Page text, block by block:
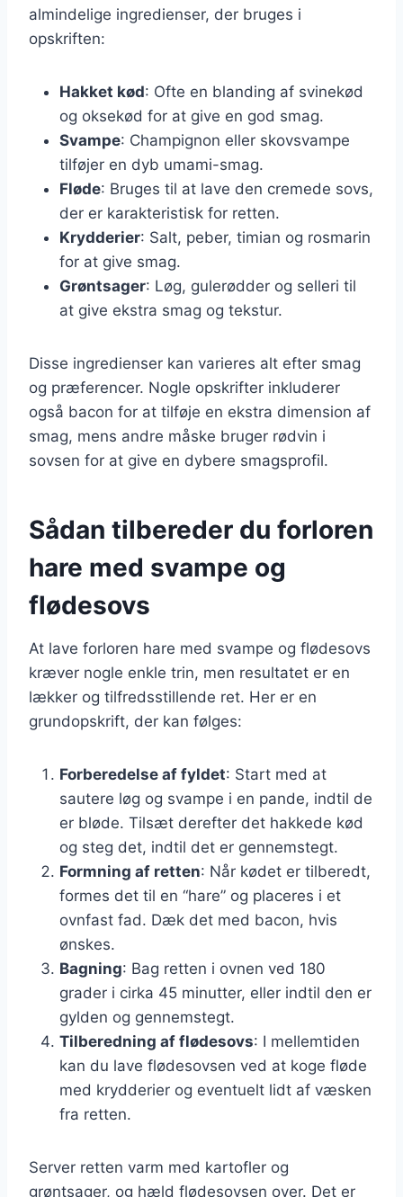
almindelige ingredienser, der bruges i
opskriften:
Hakket kød: Ofte en blanding af svinekød
og oksekød for at give en god smag.
Svampe: Champignon eller skovsvampe
tilføjer en dyb umami-smag.
Fløde: Bruges til at lave den cremede sovs,
der er karakteristisk for retten.
Krydderier: Salt, peber, timian og rosmarin
for at give smag.
Grøntsager: Løg, gulerødder og selleri til
at give ekstra smag og tekstur.
Disse ingredienser kan varieres alt efter smag
og præferencer. Nogle opskrifter inkluderer
også bacon for at tilføje en ekstra dimension af
smag, mens andre måske bruger rødvin i
sovsen for at give en dybere smagsprofil.
Sådan tilbereder du forloren
hare med svampe og
flødesovs
At lave forloren hare med svampe og flødesovs
kræver nogle enkle trin, men resultatet er en
lækker og tilfredsstillende ret. Her er en
grundopskrift, der kan følges:
Forberedelse af fyldet: Start med at
sautere løg og svampe i en pande, indtil de
er bløde. Tilsæt derefter det hakkede kød
og steg det, indtil det er gennemstegt.
Formning af retten: Når kødet er tilberedt,
formes det til en “hare” og placeres i et
ovnfast fad. Dæk det med bacon, hvis
ønskes.
Bagning: Bag retten i ovnen ved 180
grader i cirka 45 minutter, eller indtil den er
gylden og gennemstegt.
Tilberedning af flødesovs: I mellemtiden
kan du lave flødesovsen ved at koge fløde
med krydderier og eventuelt lidt af væsken
fra retten.
Server retten varm med kartofler og
grøntsager, og hæld flødesovsen over. Det er